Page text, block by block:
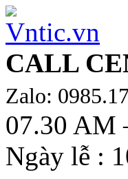
CALL
Zalo:
07.30 AM
Ngày lễ :